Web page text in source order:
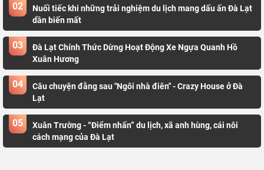
02
Nuối tiếc khi những trải nghiệm du lịch mang dấu ấn Đà Lạt
dần biến mất
03
Đà Lạt Chính Thức Dừng Hoạt Động Xe Ngựa Quanh Hồ
Xuân Hương
04
Câu chuyện đằng sau "Ngôi nhà điên" - Crazy House ở Đà
Lạt
05
Xuân Trường - “Điểm nhấn” du lịch, xã anh hùng, cái nôi
cách mạng của Đà Lạt